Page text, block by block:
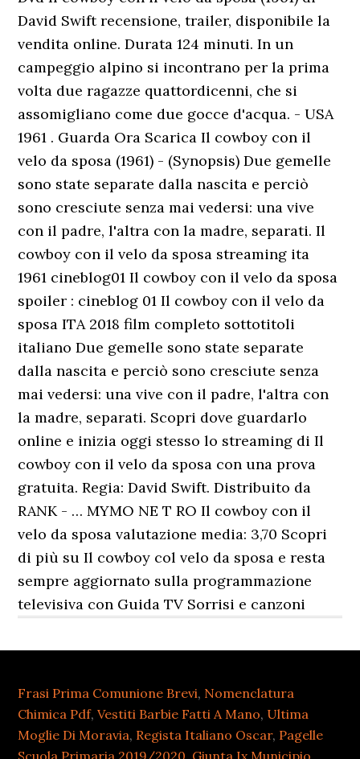
Frasi Prima Comunione Brevi, Nomenclatura
Chimica Pdf,Vestiti Barbie Fatti A Mano, Ultima
Moglie Di Moravia, Regista Italiano Oscar, Pagelle
Scuola Primaria 2019/2020 Giunta Ix Municipio